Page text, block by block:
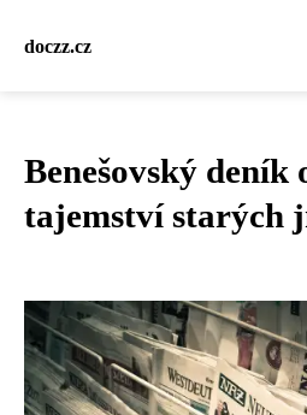
doczz.cz
Benešovský deník
tajemství starých